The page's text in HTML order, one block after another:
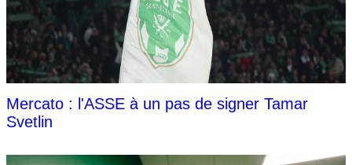
Mercato : l'ASSE à un pas de signer Tamar
Svetlin